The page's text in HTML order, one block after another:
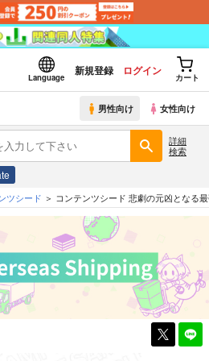
Language
新規登録 ログイン
カート
男性向け 女性向け
詳細
検索
ツシード コンテンツシード 悲劇の元凶となる